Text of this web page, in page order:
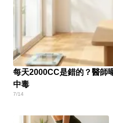
每天2000CC是錯的？醫師
中毒
7/14